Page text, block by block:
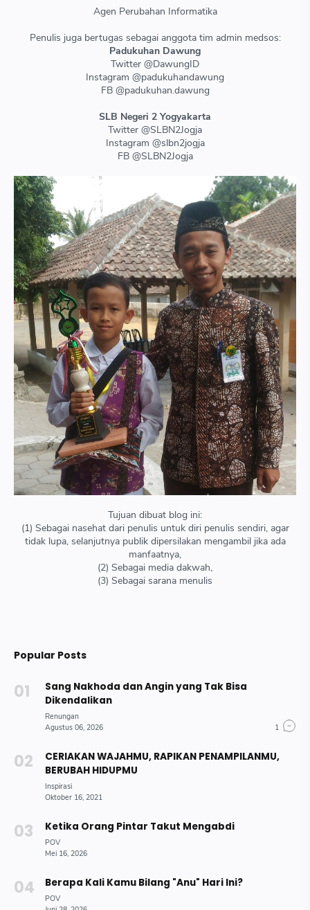
Agen Perubahan Informatika
Penulis juga bertugas sebagai anggota tim admin medsos:
Padukuhan Dawung
Twitter @DawungID
Instagram @padukuhandawung
FB @padukuhan.dawung
SLB Negeri 2 Yogyakarta
Twitter @SLBN2Jogja
Instagram @slbn2jogja
FB @SLBN2Jogja
Tujuan dibuat blog ini:
(1) Sebagai nasehat dari penulis untuk diri penulis sendiri, agar
tidak lupa, selanjutnya publik dipersilakan mengambil jika ada
manfaatnya,
(2) Sebagai media dakwah,
(3) Sebagai sarana menulis
Popular Posts
Sang Nakhoda dan Angin yang Tak Bisa
Dikendalikan
CERIAKAN WAJAHMU, RAPIKAN PENAMPILANMU,
BERUBAH HIDUPMU
Ketika Orang Pintar Takut Mengabdi
Berapa Kali Kamu Bilang "Anu" Hari Ini?